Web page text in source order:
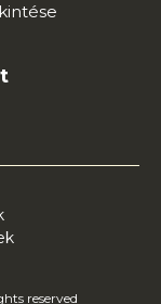
reserved